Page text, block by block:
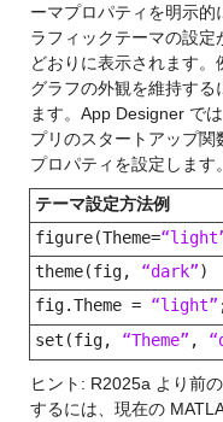
ーマプロパティを明示
ラフィックテーマの設
どおりに表示されます
グラフの外観を維持する
ます。App Designer で
プリのスタートアップ
プロパティを設定します。
テーマ設定方法例
figure(Theme=
theme(fig, “dark”)
fig.Theme =“light”
set(fig, “Theme” ,
ヒント: R2025a より前
するには、現在の